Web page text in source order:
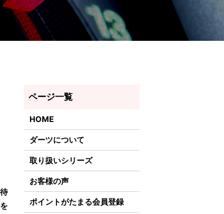
HOME
ダーツについて
取り扱いシリーズ
お客様の声
ポイントがたまる会員登録